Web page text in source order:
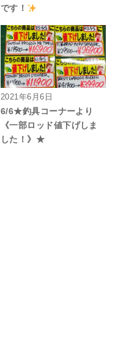
です！
2021年6月6日
6/6★釣具コーナーより
《一部ロッド値下げしま
した！》★